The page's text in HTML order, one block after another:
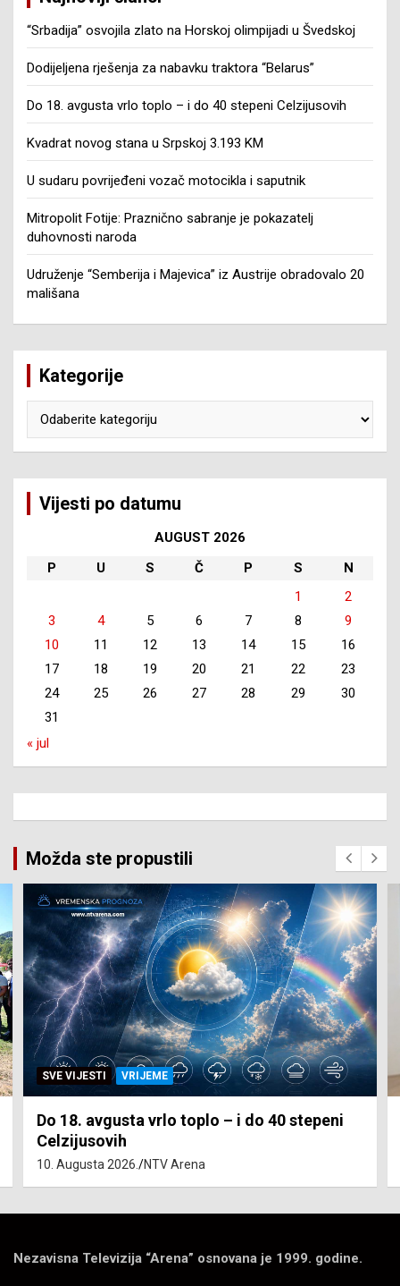
“Srbadija” osvojila zlato na Horskoj olimpijadi u Švedskoj
Dodijeljena rješenja za nabavku traktora “Belarus”
Do 18. avgusta vrlo toplo – i do 40 stepeni Celzijusovih
Kvadrat novog stana u Srpskoj 3.193 KM
U sudaru povrijeđeni vozač motocikla i saputnik
Mitropolit Fotije: Praznično sabranje je pokazatelj
duhovnosti naroda
Udruženje “Semberija i Majevica” iz Austrije obradovalo 20
mališana
Kategorije
Vijesti po datumu
AUGUST 2026
P
U S Č P S
N
1
2
3
4 5 6 7 8
9
10
11 12 13 14 15
16
17
18 19 20 21 22
23
24
25 26 27 28 29
30
31
« jul
Možda ste propustili
SVE VIJESTI VRIJEME
Do 18. avgusta vrlo toplo – i do 40 stepeni
Celzijusovih
10. Augusta 2026. NTV Arena
Nezavisna Televizija “Arena” osnovana je 1999. godine.